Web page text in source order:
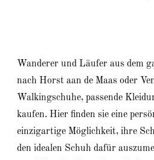
Wanderer und Läufer aus dem
nach Horst aan de Maas oder
Walkingschuhe, passende
kaufen. Hier finden sie eine
einzigartige Möglichkeit, ihre
den idealen Schuh dafür